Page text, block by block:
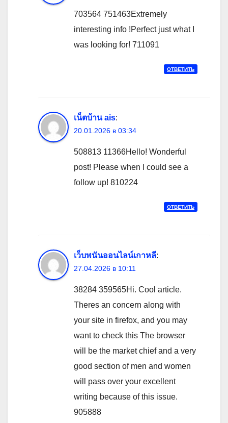
703564 751463Extremely
interesting info !Perfect just what I
was looking for! 711091
ОТВЕТИТЬ
เน็ตบ้าน ais:
20.01.2026 в 03:34
508813 11366Hello! Wonderful
post! Please when I could see a
follow up! 810224
ОТВЕТИТЬ
เว็บพนันออนไลน์เกาหลี:
27.04.2026 в 10:11
38284 359565Hi. Cool article.
Theres an concern along with
your site in firefox, and you may
want to check this The browser
will be the market chief and a very
good section of men and women
will pass over your excellent
writing because of this issue.
905888